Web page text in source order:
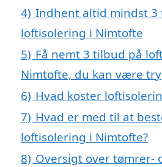
4) Indhent altid mindst 3
loftisolering i Nimtofte
5) Få nemt 3 tilbud på
Nimtofte, du kan være
6) Hvad koster
7) Hvad er med til at
loftisolering i Nimtofte?
8) Oversigt over tømrer-